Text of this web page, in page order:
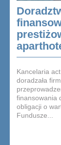
Kancelaria
doradzała
finansowania
obligacji o
Fundusze...